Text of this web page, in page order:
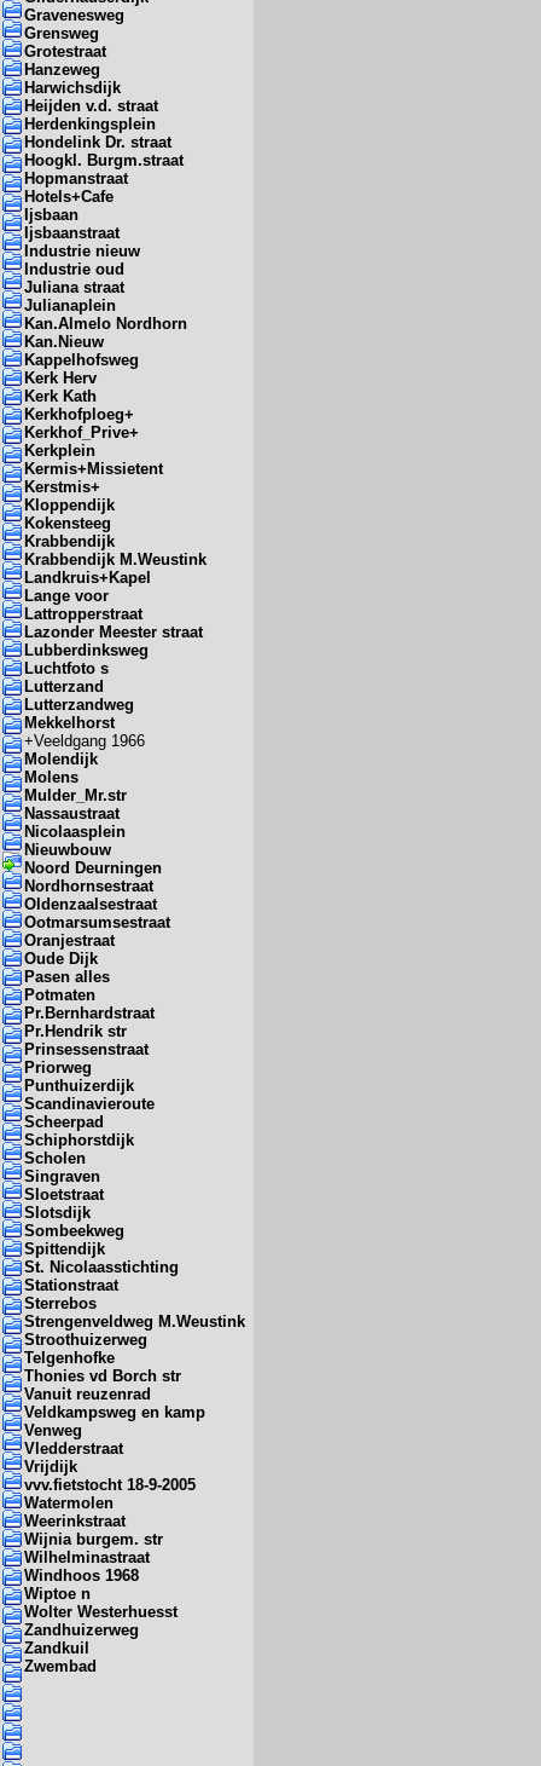
Gravenesweg
Grensweg
Grotestraat
Hanzeweg
Harwichsdijk
Heijden v.d. straat
Herdenkingsplein
Hondelink Dr. straat
Hoogkl. Burgm.straat
Hopmanstraat
Hotels+Cafe
Ijsbaan
Ijsbaanstraat
Industrie nieuw
Industrie oud
Juliana straat
Julianaplein
Kan.Almelo Nordhorn
Kan.Nieuw
Kappelhofsweg
Kerk Herv
Kerk Kath
Kerkhofploeg+
Kerkhof_Prive+
Kerkplein
Kermis+Missietent
Kerstmis+
Kloppendijk
Kokensteeg
Krabbendijk
Krabbendijk M.Weustink
Landkruis+Kapel
Lange voor
Lattropperstraat
Lazonder Meester straat
Lubberdinksweg
Luchtfoto s
Lutterzand
Lutterzandweg
Mekkelhorst
+Veeldgang 1966
Molendijk
Molens
Mulder_Mr.str
Nassaustraat
Nicolaasplein
Nieuwbouw
Noord Deurningen
Nordhornsestraat
Oldenzaalsestraat
Ootmarsumsestraat
Oranjestraat
Oude Dijk
Pasen alles
Potmaten
Pr.Bernhardstraat
Pr.Hendrik str
Prinsessenstraat
Priorweg
Punthuizerdijk
Scandinavieroute
Scheerpad
Schiphorstdijk
Scholen
Singraven
Sloetstraat
Slotsdijk
Sombeekweg
Spittendijk
St. Nicolaasstichting
Stationstraat
Sterrebos
Strengenveldweg M.Weustink
Stroothuizerweg
Telgenhofke
Thonies vd Borch str
Vanuit reuzenrad
Veldkampsweg en kamp
Venweg
Vledderstraat
Vrijdijk
vvv.fietstocht 18-9-2005
Watermolen
Weerinkstraat
Wijnia burgem. str
Wilhelminastraat
Windhoos 1968
Wiptoe n
Wolter Westerhuesst
Zandhuizerweg
Zandkuil
Zwembad